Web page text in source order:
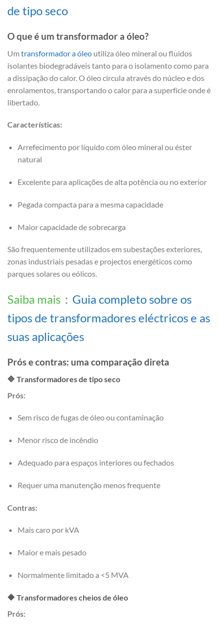
de tipo seco
O que é um transformador a óleo?
Um transformador a óleo utiliza óleo mineral ou fluidos
isolantes biodegradáveis tanto para o isolamento como para
a dissipação do calor. O óleo circula através do núcleo e dos
enrolamentos, transportando o calor para a superfície onde é
libertado.
Características:
Arrefecimento por líquido com óleo mineral ou éster
natural
Excelente para aplicações de alta potência ou no exterior
Pegada compacta para a mesma capacidade
Maior capacidade de sobrecarga
São frequentemente utilizados em subestações exteriores,
zonas industriais pesadas e projectos energéticos como
parques solares ou eólicos.
Saiba mais ： Guia completo sobre os
tipos de transformadores eléctricos e as
suas aplicações
Prós e contras: uma comparação direta
🔷 Transformadores de tipo seco
Prós:
Sem risco de fugas de óleo ou contaminação
Menor risco de incêndio
Adequado para espaços interiores ou fechados
Requer uma manutenção menos frequente
Contras:
Mais caro por kVA
Maior e mais pesado
Normalmente limitado a <5 MVA
🔶 Transformadores cheios de óleo
Prós: